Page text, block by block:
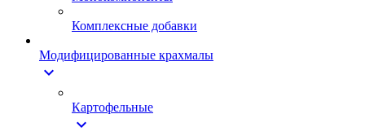
Комплексные добавки
Модифицированные крахмалы
expand_more
Картофельные
expand_more